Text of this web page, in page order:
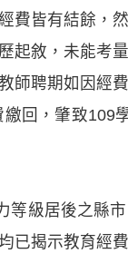
費皆有結餘，
起敘，未能考
聘期如因經
回，肇致109
級居後之縣
已揭示教育經